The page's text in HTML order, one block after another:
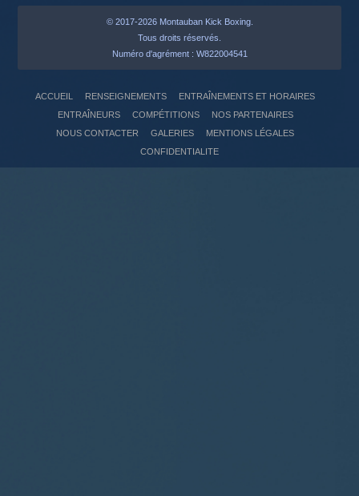
© 2017-2026 Montauban Kick Boxing.
Tous droits réservés.
Numéro d'agrément : W822004541
ACCUEIL RENSEIGNEMENTS
ENTRAÎNEMENTS ET HORAIRES
ENTRAÎNEURS
COMPÉTITIONS
NOS PARTENAIRES
NOUS CONTACTER
GALERIES
MENTIONS LÉGALES
CONFIDENTIALITE